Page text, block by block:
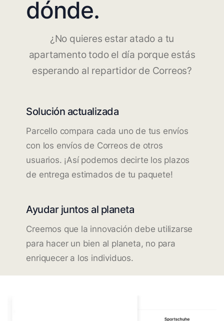
dónde.
¿No quieres estar atado a tu
apartamento todo el día porque estás
esperando al repartidor de Correos?
Solución actualizada
Parcello compara cada uno de tus envíos
con los envíos de Correos de otros
usuarios. ¡Así podemos decirte los plazos
de entrega estimados de tu paquete!
Ayudar juntos al planeta
Creemos que la innovación debe utilizarse
para hacer un bien al planeta, no para
enriquecer a los individuos.